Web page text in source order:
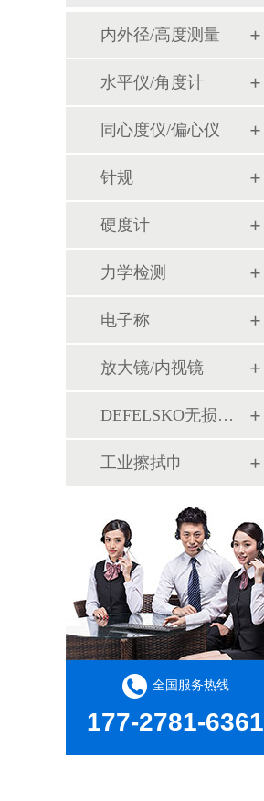
内外径/高度测量
水平仪/角度计
同心度仪/偏心仪
针规
硬度计
力学检测
电子称
放大镜/内视镜
DEFELSKO无损检测
工业擦拭巾
全国服务热线
177-2781-6361